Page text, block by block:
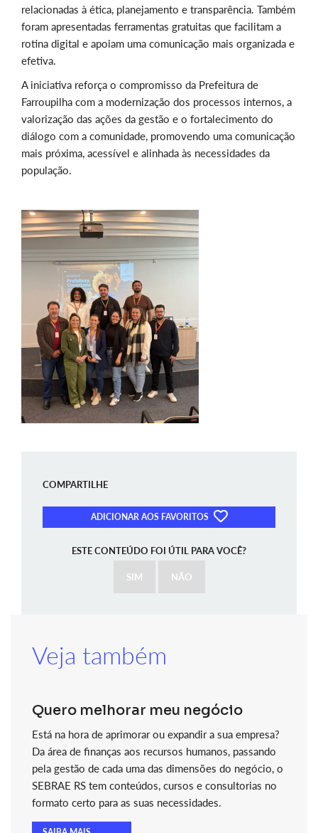
relacionadas à ética, planejamento e transparência. Também
foram apresentadas ferramentas gratuitas que facilitam a
rotina digital e apoiam uma comunicação mais organizada e
efetiva.
A iniciativa reforça o compromisso da Prefeitura de
Farroupilha com a modernização dos processos internos, a
valorização das ações da gestão e o fortalecimento do
diálogo com a comunidade, promovendo uma comunicação
mais próxima, acessível e alinhada às necessidades da
população.
COMPARTILHE
ADICIONAR AOS FAVORITOS
ESTE CONTEÚDO FOI ÚTIL PARA VOCÊ?
SIM NÃO
Veja também
Quero melhorar meu negócio
Está na hora de aprimorar ou expandir a sua empresa?
Da área de finanças aos recursos humanos, passando
pela gestão de cada uma das dimensões do negócio, o
SEBRAE RS tem conteúdos, cursos e consultorias no
formato certo para as suas necessidades.